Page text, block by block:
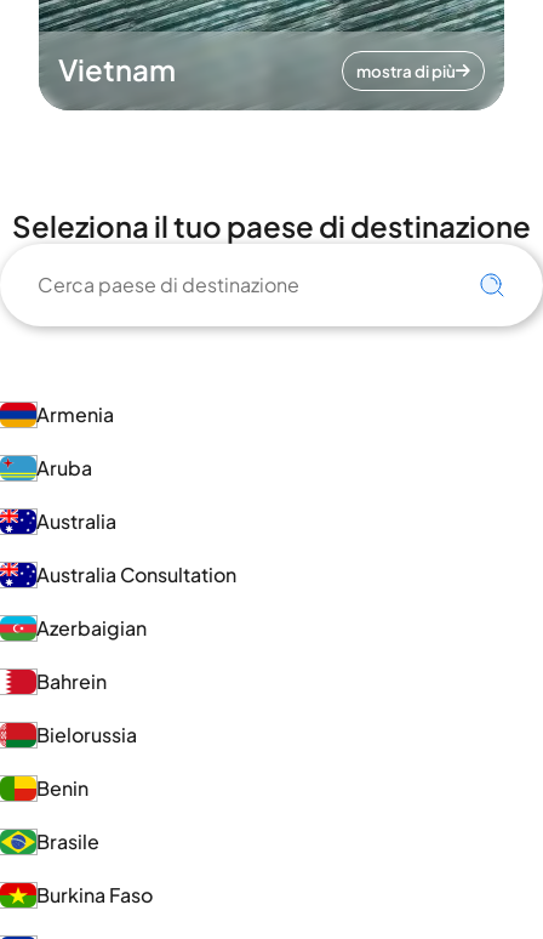
Vietnam mostra di più
Seleziona il tuo paese di destinazione
Armenia
Aruba
Australia
Australia Consultation
Azerbaigian
Bahrein
Bielorussia
Benin
Brasile
Burkina Faso